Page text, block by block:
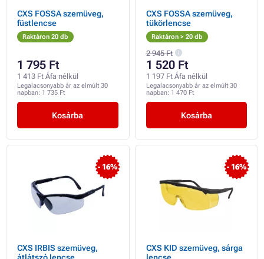
CXS FOSSA szemüveg,
füstlencse
Raktáron 20 db
1 795 Ft
1 413 Ft Áfa nélkül
Legalacsonyabb ár az elmúlt 30
napban: 1 735 Ft
Kosárba
CXS FOSSA szemüveg,
tükörlencse
Raktáron > 20 db
2 945 Ft
1 520 Ft
1 197 Ft Áfa nélkül
Legalacsonyabb ár az elmúlt 30
napban: 1 470 Ft
Kosárba
- 16%
CXS IRBIS szemüveg,
átlátszó lencse
- 16%
CXS KID szemüveg, sárga
lencse